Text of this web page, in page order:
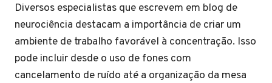
Diversos especialistas que escrevem em blog de
neurociência destacam a importância de criar um
ambiente de trabalho favorável à concentração. Isso
pode incluir desde o uso de fones com
cancelamento de ruído até a organização da mesa